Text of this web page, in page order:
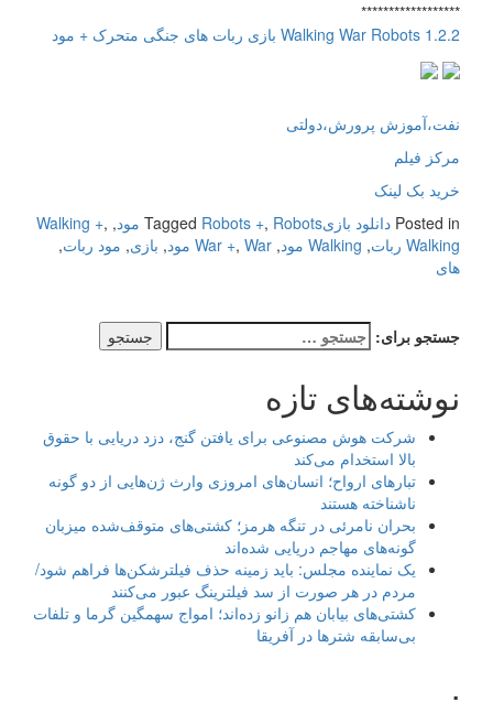
******************
Walking War Robots 1.2.2 بازی ربات های جنگی متحرک + مود
نفت،آموزش پرورش،دولتی
مرکز فیلم
خرید بک لینک
Posted in دانلود بازی Tagged Robots +, Robots مود ,
Walking +,
Walking ربات
, Walking مود ,
War +, War مود , بازی, مود ربات,
های
جستجو برای:
نوشته‌های تازه
شرکت هوش مصنوعی برای یافتن گنج، دزد دریایی با حقوق
بالا استخدام می‌کند
تبارهای ارواح؛ انسان‌های امروزی وارث ژن‌هایی از دو گونه
ناشناخته هستند
بحران نامرئی در تنگه هرمز؛ کشتی‌های متوقف‌شده میزبان
گونه‌های مهاجم دریایی شده‌اند
یک نماینده مجلس: باید زمینه حذف فیلترشکن‌ها فراهم شود/
مردم در هر صورت از سد فیلترینگ عبور می‌کنند
کشتی‌های بیابان هم زانو زده‌اند؛ امواج سهمگین گرما و تلفات
بی‌سابقه شترها در آفریقا
.